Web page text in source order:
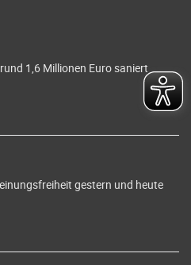
1,6 Millionen Euro saniert
gestern und heute